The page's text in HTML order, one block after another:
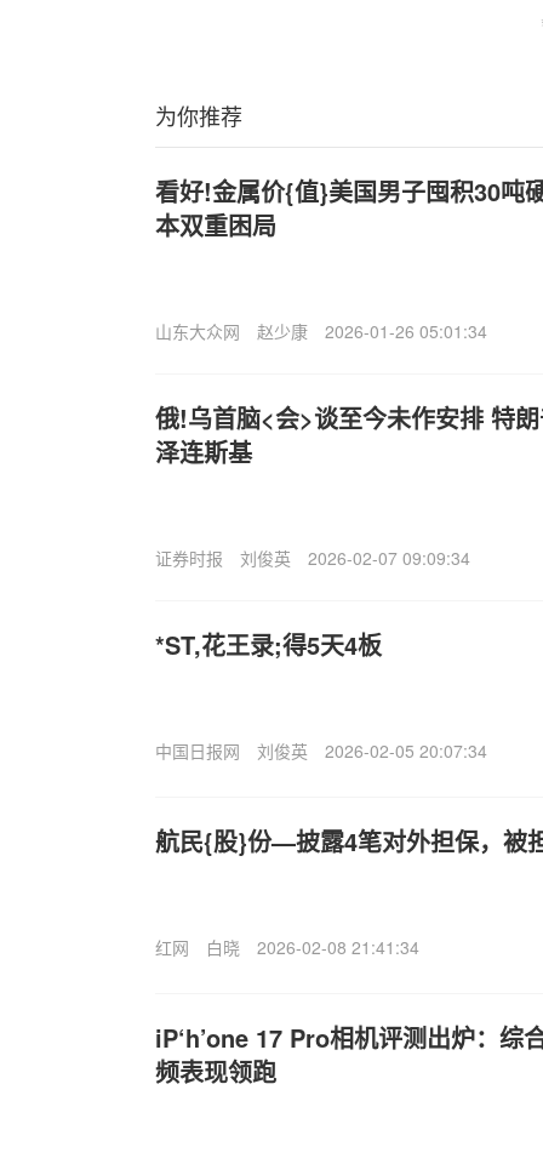
为你推荐
看好!金属价{值}美国男子囤积30吨
本双重困局
山东大众网 赵少康 2026-01-26 05:01:34
俄!乌首脑<会>谈至今未作安排 特
泽连斯基
证券时报 刘俊英 2026-02-07 09:09:34
*ST,花王录;得5天4板
中国日报网 刘俊英 2026-02-05 20:07:34
航民{股}份—披露4笔对外担保，被
红网 白晓 2026-02-08 21:41:34
iP‘h’one 17 Pro相机评测出炉：综
频表现领跑